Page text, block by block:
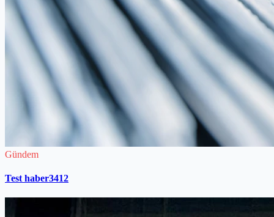
Gündem
Test haber3412